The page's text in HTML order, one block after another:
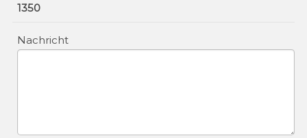
1350
Nachricht